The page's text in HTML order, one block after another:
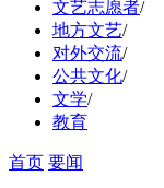
文艺志愿者/
地方文艺/
对外交流/
公共文化/
文学/
教育
首页 要闻